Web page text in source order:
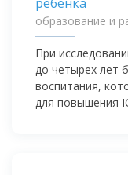
образование и
При
до четырех лет
воспитания,
для повышения